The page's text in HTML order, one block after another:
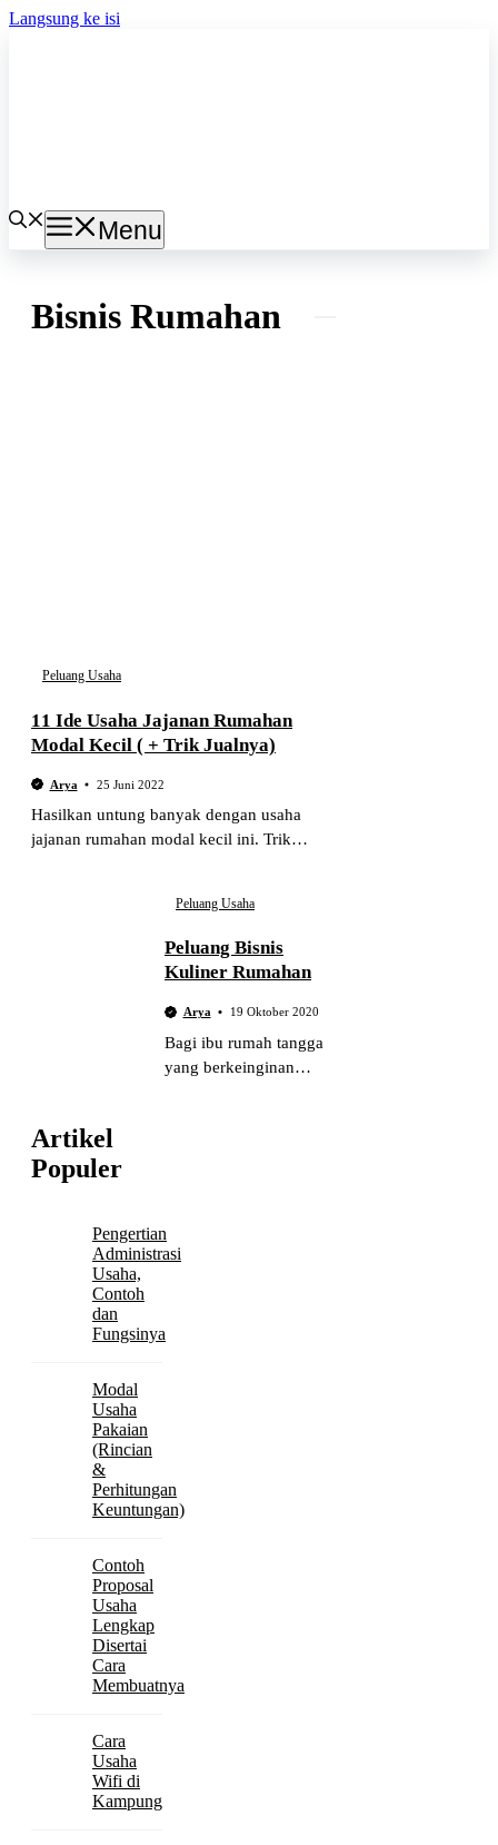
Langsung ke isi
Menu
Bisnis Rumahan
Peluang Usaha
11 Ide Usaha Jajanan Rumahan
Modal Kecil ( + Trik Jualnya)
Arya 25 Juni 2022
Hasilkan untung banyak dengan usaha
jajanan rumahan modal kecil ini. Trik
Peluang Usaha
Peluang Bisnis
Kuliner Rumahan
Arya 19 Oktober 2020
Bagi ibu rumah tangga
yang berkeinginan
Artikel
Populer
Pengertian
Administrasi
Usaha,
Contoh
dan
Fungsinya
Modal
Usaha
Pakaian
(Rincian
&
Perhitungan
Keuntungan)
Contoh
Proposal
Usaha
Lengkap
Disertai
Cara
Membuatnya
Cara
Usaha
Wifi di
Kampung